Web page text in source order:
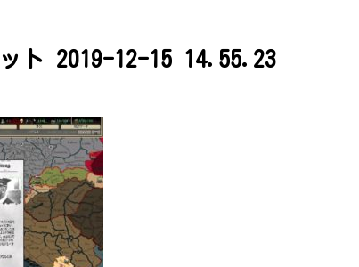
ト 2019-12-15 14.55.23